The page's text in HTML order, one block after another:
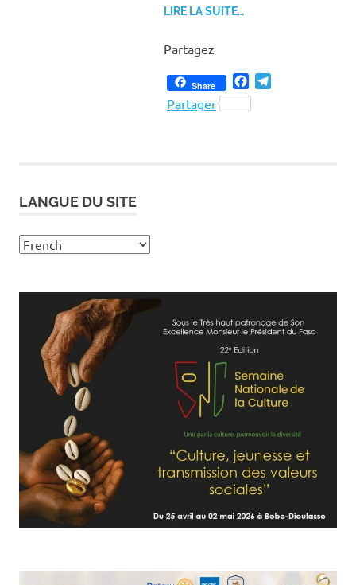
LIRE LA SUITE…
Partagez
Share Facebook
Partager
LANGUE DU SITE